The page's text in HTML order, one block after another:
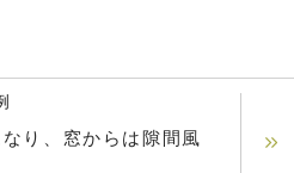
り、窓からは隙間風